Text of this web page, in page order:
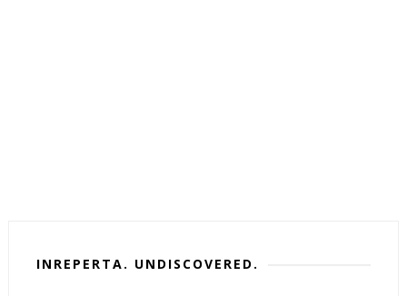
INREPERTA. UNDISCOVERED.